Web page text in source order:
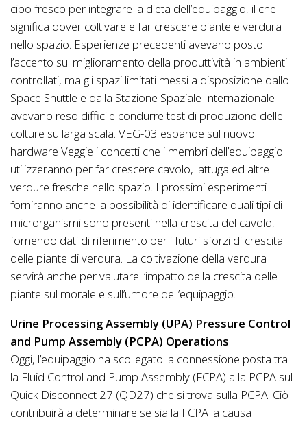
cibo fresco per integrare la dieta dell’equipaggio, il che
significa dover coltivare e far crescere piante e verdura
nello spazio. Esperienze precedenti avevano posto
l’accento sul miglioramento della produttività in ambienti
controllati, ma gli spazi limitati messi a disposizione dallo
Space Shuttle e dalla Stazione Spaziale Internazionale
avevano reso difficile condurre test di produzione delle
colture su larga scala. VEG-03 espande sul nuovo
hardware Veggie i concetti che i membri dell’equipaggio
utilizzeranno per far crescere cavolo, lattuga ed altre
verdure fresche nello spazio. I prossimi esperimenti
forniranno anche la possibilità di identificare quali tipi di
microrganismi sono presenti nella crescita del cavolo,
fornendo dati di riferimento per i futuri sforzi di crescita
delle piante di verdura. La coltivazione della verdura
servirà anche per valutare l’impatto della crescita delle
piante sul morale e sull’umore dell’equipaggio.
Urine Processing Assembly (UPA) Pressure Control
and Pump Assembly (PCPA) Operations
Oggi, l’equipaggio ha scollegato la connessione posta tra
la Fluid Control and Pump Assembly (FCPA) a la PCPA sul
Quick Disconnect 27 (QD27) che si trova sulla PCPA. Ciò
contribuirà a determinare se sia la FCPA la causa